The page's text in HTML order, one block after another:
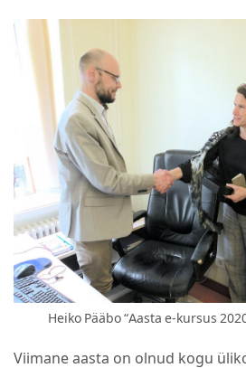
Heiko Pääbo “Aasta e-kursus
Viimane aasta on olnud kogu